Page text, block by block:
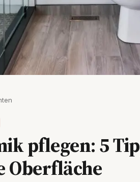
pflegen: 5
Oberfläche